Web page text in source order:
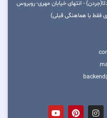
- انتهای خیابان مهری- روبروس
فقط با هماهنگی قبلی)